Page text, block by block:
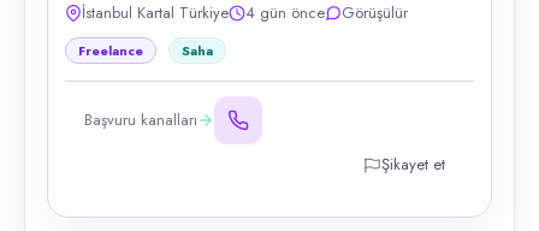
İstanbul Kartal Türkiye
4 gün önce Görüşülür
Freelance Saha
Başvuru kanalları
Şikayet et